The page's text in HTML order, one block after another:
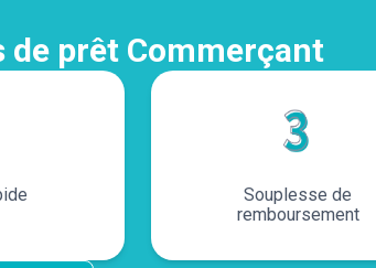
de prêt Commerçant
Souplesse de
remboursement